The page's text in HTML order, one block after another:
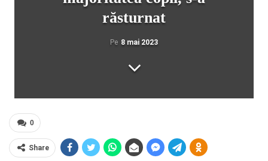
răsturnat
Pe 8 mai 2023
0
Share